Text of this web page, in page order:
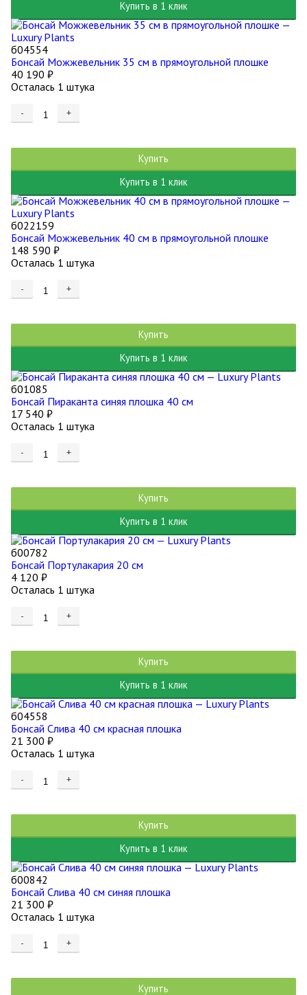
Купить в 1 клик
б04554
Бонсай Можжевельник 35 см в прямоугольной плошке
40 190 ₽
Осталась 1 штука
- +
Купить
Купить в 1 клик
б022159
Бонсай Можжевельник 40 см в прямоугольной плошке
148 590 ₽
Осталась 1 штука
- +
Купить
Купить в 1 клик
б01085
Бонсай Пираканта синяя плошка 40 см
17 540 ₽
Осталась 1 штука
- +
Купить
Купить в 1 клик
б00782
Бонсай Портулакария 20 см
4 120 ₽
Осталась 1 штука
- +
Купить
Купить в 1 клик
б04558
Бонсай Слива 40 см красная плошка
21 300 ₽
Осталась 1 штука
- +
Купить
Купить в 1 клик
б00842
Бонсай Слива 40 см синяя плошка
21 300 ₽
Осталась 1 штука
- +
Купить